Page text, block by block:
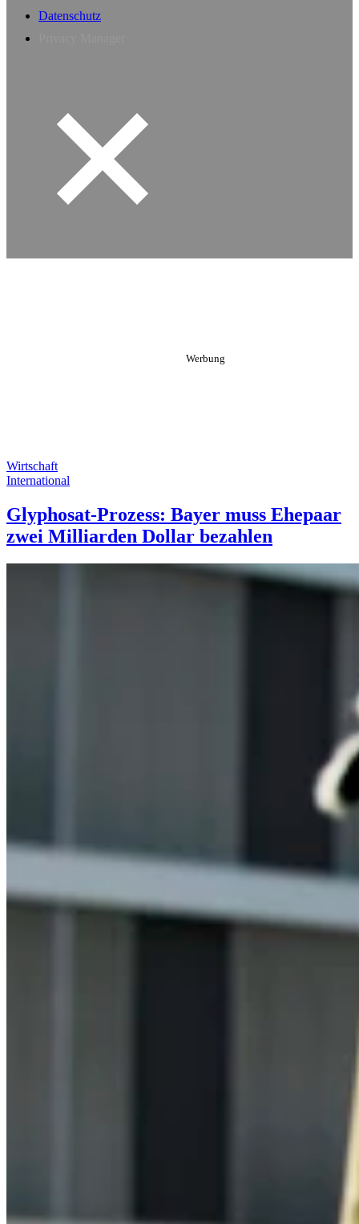
Datenschutz
Wirtschaft
International
Glyphosat-Prozess: Bayer muss Ehepaar
zwei Milliarden Dollar bezahlen